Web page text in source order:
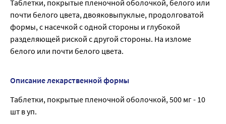
Таблетки, покрытые пленочной оболочкой, белого или
почти белого цвета, двояковыпуклые, продолговатой
формы, с насечкой с одной стороны и глубокой
разделяющей риской с другой стороны. На изломе
белого или почти белого цвета.
Описание лекарственной формы
Таблетки, покрытые пленочной оболочкой, 500 мг - 10
шт в уп.